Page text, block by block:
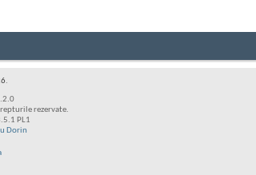
.
rezervate.
PL1
Dorin